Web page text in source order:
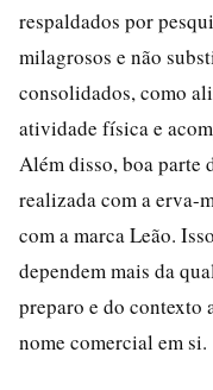
respaldados por
milagrosos e não
consolidados, como
atividade física e
Além disso, boa parte
realizada com a erva-
com a marca Leão.
dependem mais da
preparo e do contexto
nome comercial em si.